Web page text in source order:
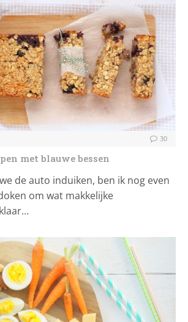
30
met blauwe bessen
de auto induiken, ben ik nog even
om wat makkelijke